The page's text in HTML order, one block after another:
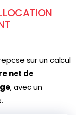
sur un calcul
net de
, avec un